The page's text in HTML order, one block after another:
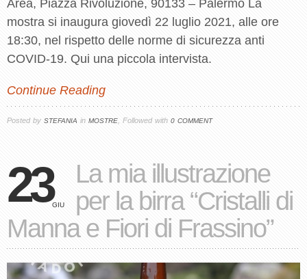
Arèa, Piazza Rivoluzione, 90133 – Palermo La
mostra si inaugura giovedì 22 luglio 2021, alle ore
18:30, nel rispetto delle norme di sicurezza anti
COVID-19. Qui una piccola intervista.
Continue Reading
Posted by STEFANIA in MOSTRE, Followed with 0 COMMENT
23GIU
La mia illustrazione
per la birra “Cristalli di
Manna e Fiori di Frassino”